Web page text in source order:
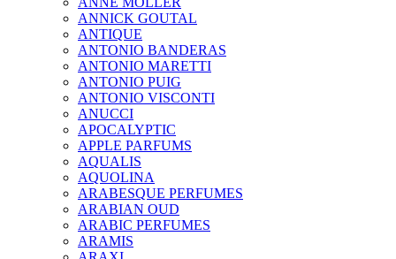
ANNICK GOUTAL
ANTIQUE
ANTONIO BANDERAS
ANTONIO MARETTI
ANTONIO PUIG
ANTONIO VISCONTI
ANUCCI
APOCALYPTIC
APPLE PARFUMS
AQUALIS
AQUOLINA
ARABESQUE PERFUMES
ARABIAN OUD
ARABIC PERFUMES
ARAMIS